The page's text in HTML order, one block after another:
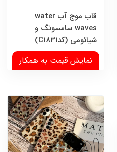
قاب موج آب water
waves سامسونگ و
شیائومی (کدC1831)
نمایش قیمت به همکار